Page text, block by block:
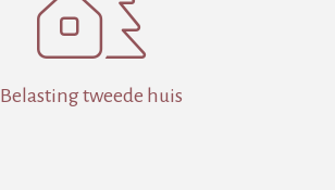
Belasting tweede huis